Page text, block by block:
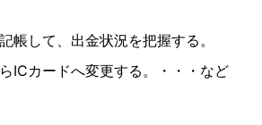
帳して、出金状況を把握する。
ICカードへ変更する。・・・など